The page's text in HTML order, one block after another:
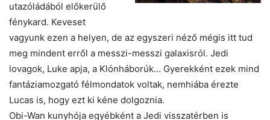
utazóládából előkerülő
fénykard. Keveset
vagyunk ezen a helyen, de az egyszeri néző mégis itt tud
meg mindent erről a messzi-messzi galaxisról. Jedi
lovagok, Luke apja, a Klónháborúk… Gyerekként ezek mind
fantáziamozgató félmondatok voltak, nemhiába érezte
Lucas is, hogy ezt ki kéne dolgoznia.
Obi-Wan kunyhója egyébként a Jedi visszatérben is